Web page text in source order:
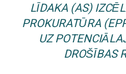
LĪDAKA (AS)
PROKURATŪRA
UZ
DROŠĪBAS